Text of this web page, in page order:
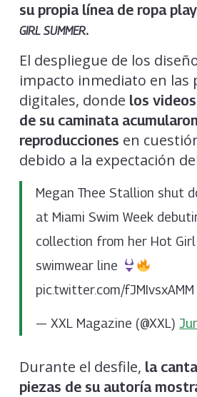
su propia línea de ropa
GIRL SUMMER.
El despliegue de los
impacto inmediato en las
digitales, donde los
de su caminata
reproducciones en
debido a la expectación
Megan Thee Stallion shut
at Miami Swim Week
collection from her Hot
swimwear line
pic.twitter.com/fJMIvsxAMM
— XXL Magazine (@XXL)
Durante el desfile, la
piezas de su autoría